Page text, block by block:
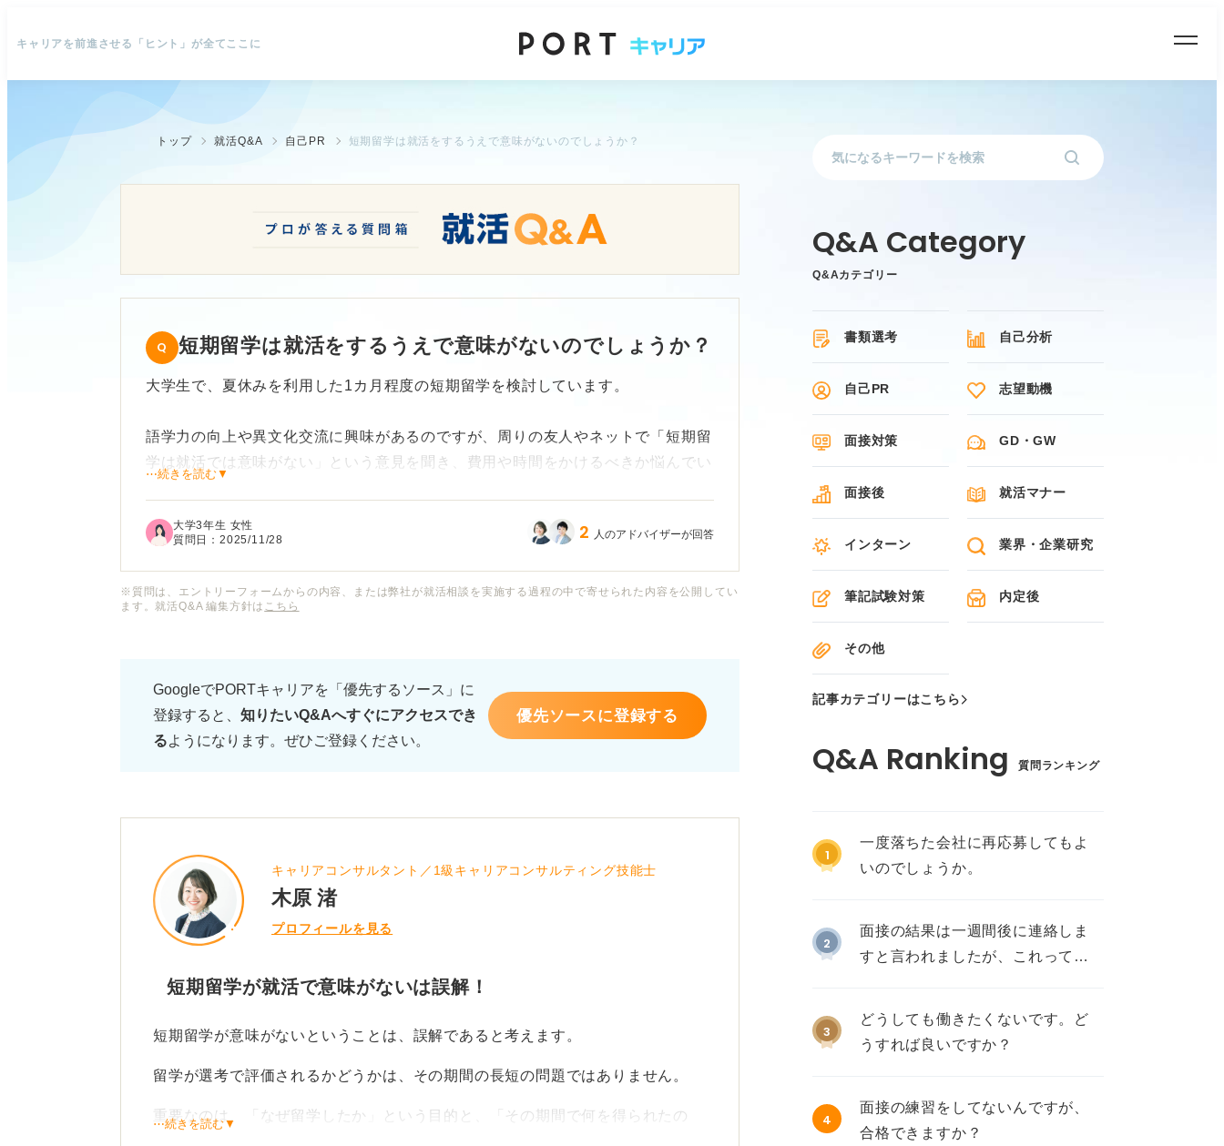
キャリアを前進させる「ヒント」が全てここに
トップ 就活Q&A 自己PR 短期留学は就活をするうえで意味がないのでしょうか？
短期留学は就活をするうえで意味がないのでしょうか？
大学生で、夏休みを利用した1カ月程度の短期留学を検討しています。
語学力の向上や異文化交流に興味があるのですが、周りの友人やネットで「短期留
学は就活では意味がない」という意見を聞き、費用や時間をかけるべきか悩んでい
確かに、本格的な長期留学に比べると語学力の伸びは限定的かもしれません。しか
るのでしょうか？
⋯続きを読む▼
大学3年生 女性
質問日：2025/11/28 2 人のアドバイザーが回答
※質問は、エントリーフォームからの内容、または弊社が就活相談を実施する過程の中で寄せられた内容を公開してい
ます。就活Q&A 編集方針は こちら
GoogleでPORTキャリアを「優先するソース」に
登録すると、 知りたいQ&Aへすぐにアクセスでき
るようになります。ぜひご登録ください。
優先ソースに登録する
キャリアコンサルタント／1級キャリアコンサルティング技能士
木原 渚
プロフィールを見る
短期留学が就活で意味がないは誤解！
短期留学が意味がないということは、誤解であると考えます。
留学が選考で評価されるかどうかは、その期間の長短の問題ではありません。
重要なのは、「なぜ留学したか」という目的と、「その期間で何を得られたの
⋯続きを読む▼
Q&Aカテゴリー
書類選考 自己分析
自己PR 志望動機
面接対策 GD・GW
面接後 就活マナー
インターン 業界・企業研究
筆記試験対策 内定後
その他
記事カテゴリーはこちら
質問ランキング
1
一度落ちた会社に再応募してもよ
いのでしょうか。
2
面接の結果は一週間後に連絡しま
すと言われましたが、これって不
3
どうしても働きたくないです。ど
うすれば良いですか？
4
面接の練習をしてないんですが、
合格できますか？